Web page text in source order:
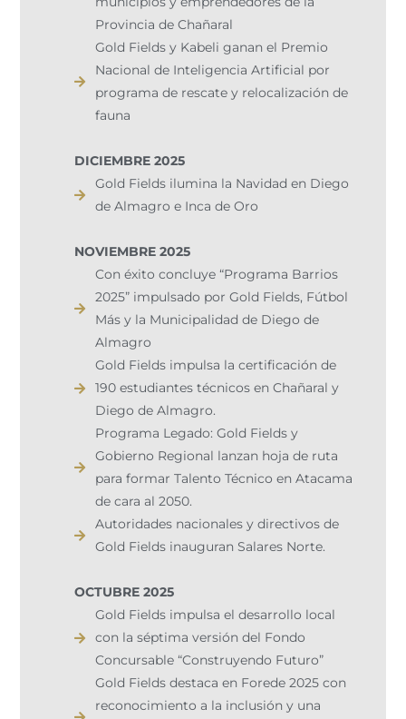
Provincia de Chañaral​
Gold Fields y Kabeli ganan el Premio
Nacional de Inteligencia Artificial por
programa de rescate y relocalización de
fauna
DICIEMBRE 2025
Gold Fields ilumina la Navidad en Diego
de Almagro e Inca de Oro​
NOVIEMBRE 2025
Con éxito concluye “Programa Barrios
2025” impulsado por Gold Fields, Fútbol
Más y la Municipalidad de Diego de
Almagro
Gold Fields impulsa la certificación de
190 estudiantes técnicos en Chañaral y
Diego de Almagro.
Programa Legado: Gold Fields y
Gobierno Regional lanzan hoja de ruta
para formar Talento Técnico en Atacama
de cara al 2050.
Autoridades nacionales y directivos de
Gold Fields inauguran Salares Norte.
OCTUBRE 2025
Gold Fields impulsa el desarrollo local
con la séptima versión del Fondo
Concursable “Construyendo Futuro”
Gold Fields destaca en Forede 2025 con
reconocimiento a la inclusión y una